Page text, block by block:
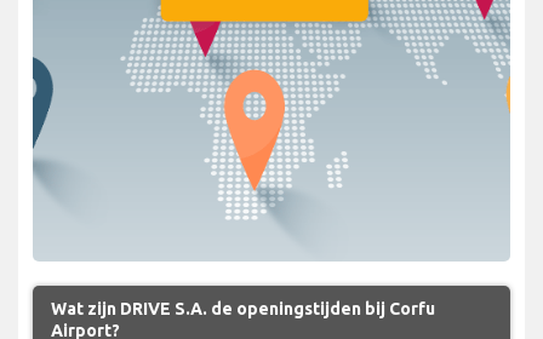
Wat zijn DRIVE S.A. de openingstijden bij Corfu
Airport?